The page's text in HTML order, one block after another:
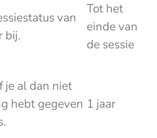
van
bij.
Tot het
einde van
de sessie
je al dan niet
hebt gegeven 1 jaar